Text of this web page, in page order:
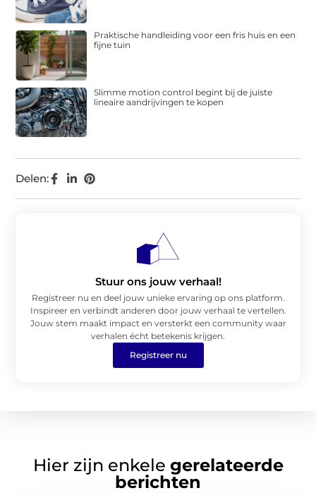
Delen:
Praktische handleiding voor een fris huis en een
fijne tuin
Slimme motion control begint bij de juiste
lineaire aandrijvingen te kopen
Stuur ons jouw verhaal!
Registreer nu en deel jouw unieke ervaring op ons platform.
Inspireer en verbindt anderen door jouw verhaal te vertellen.
Jouw stem maakt impact en versterkt een community waar
verhalen écht betekenis krijgen.
Registreer nu
Hier zijn enkele gerelateerde
berichten